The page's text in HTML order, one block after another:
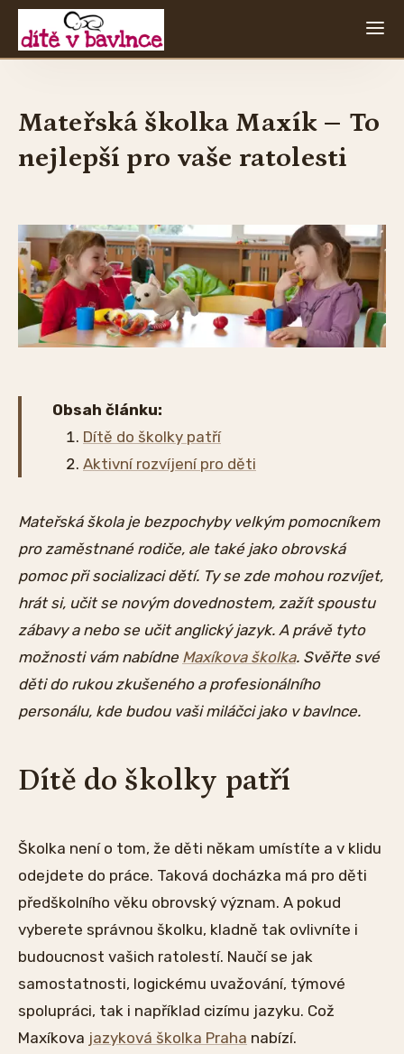
Mateřská školka Maxík – To
nejlepší pro vaše ratolesti
Obsah článku:
Dítě do školky patří
Aktivní rozvíjení pro děti
Mateřská škola je bezpochyby velkým pomocníkem
pro zaměstnané rodiče, ale také jako obrovská
pomoc při socializaci dětí. Ty se zde mohou rozvíjet,
hrát si, učit se novým dovednostem, zažít spoustu
zábavy a nebo se učit anglický jazyk. A právě tyto
možnosti vám nabídne Maxíkova školka. Svěřte své
děti do rukou zkušeného a profesionálního
personálu, kde budou vaši miláčci jako v bavlnce.
Dítě do školky patří
Školka není o tom, že děti někam umístíte a v klidu
odejdete do práce. Taková docházka má pro děti
předškolního věku obrovský význam. A pokud
vyberete správnou školku, kladně tak ovlivníte i
budoucnost vašich ratolestí. Naučí se jak
samostatnosti, logickému uvažování, týmové
spolupráci, tak i například cizímu jazyku. Což
Maxíkova jazyková školka Praha nabízí.